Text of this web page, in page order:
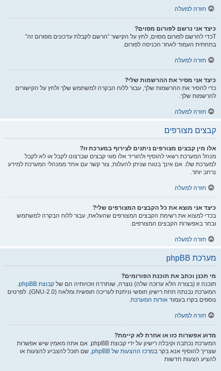
חזרה למעלה
כיצד אני נרשם לפורום מסוים?
Tכדי להרשם לפורום מסוים, לחץ על הקישור “הרשם לקבלת עדכונים מפורום זה”
בתחתית העמוד לאחר הכניסה לפורום.
חזרה למעלה
כיצד אני מסיר את ההרשמות שלי?
כדי להסיר את ההרשמות שלך, עבור ללוח הבקרה למשתמש שלך ולחץ על הקישורים
להרשמות שלך.
חזרה למעלה
קבצים מצורפים
אלו מין קבצים מצורפים ניתנים לצירוף במערכת זו?
מנהל המערכת רשאי להוסיף ולהוריד אלו סוגי קבצים שברצונו לקבל או לא לקבל
למערכת שלו. אם אינך בטוח שניתן להעלות, צור קשר עם אחד ממנהלי המערכת למידע
נרחב יותר.
חזרה למעלה
כיצד אני מוצא את כל הקבצים המצורפים שלי?
בכדי למצוא את רשימת הקבצים המצורפים שהעלאת, עבור ללוח הבקרה למשתמש
ובחר באפשרות הקבצים המצורפים.
חזרה למעלה
מערכת phpBB
מי תכנן וכתב את תוכנת הפורומים?
תוכנה זו (בצורה הלא ערוכה שלה) נוצרה, שוחררה וזכויותיה הם של קבוצת phpBB
.
המערכת נבנתה תחת רישיון חופשי וניתנת לעריכה חופשית ומלאה (GNU-2.0). לפרטים
נוספים בקרו בעמוד אודות המערכת.
חזרה למעלה
מדוע אפשרות כזו או אחרת לא קיימת?
המערכת נכתבה וקיבלה רישיון על ידי קבוצת phpBB. אם אתה מאמין שיש אפשרות
שצריך להוסיף אנא בקר במרכז ההצעות של phpBB
, שם תוכל להצביע להצעות או
להציע הצעות חדשות